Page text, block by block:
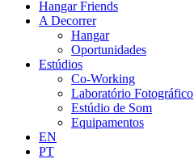
Hangar Friends
A Decorrer
Hangar
Oportunidades
Estúdios
Co-Working
Laboratório Fotográfico
Estúdio de Som
Equipamentos
EN
PT